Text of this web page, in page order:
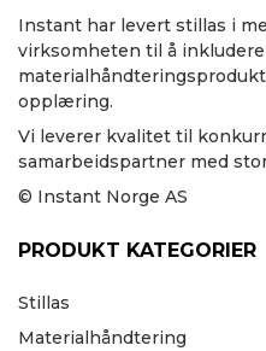
Instant har levert stillas i
virksomheten til å
opplæring.
Vi leverer kvalitet til
samarbeidspartner med
© Instant Norge AS
PRODUKT KATEGORIER
Stillas
Materialhåndtering